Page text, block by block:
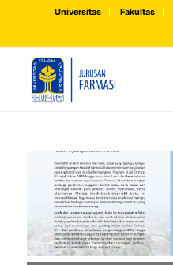
Universitas Fakultas